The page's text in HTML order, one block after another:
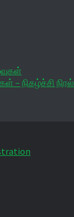
– நிகழ்ச்சி நிரல்